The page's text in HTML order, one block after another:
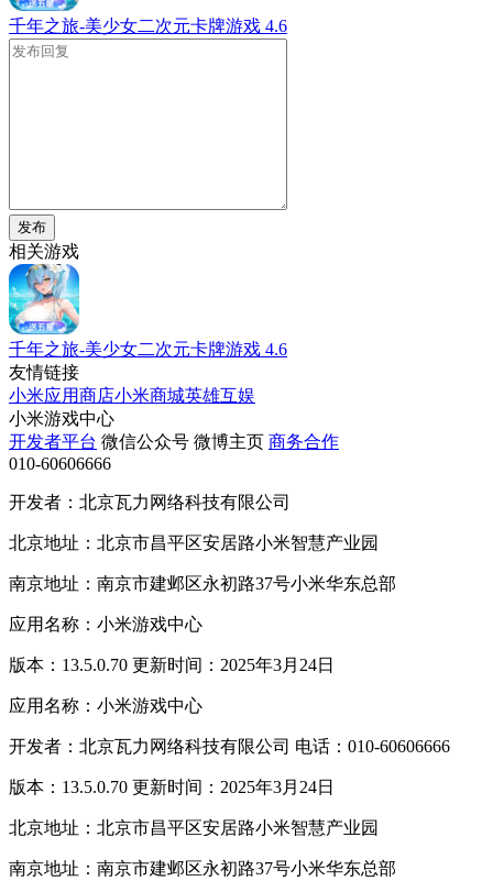
千年之旅-美少女二次元卡牌游戏 4.6
发布
相关游戏
千年之旅-美少女二次元卡牌游戏 4.6
友情链接
小米应用商店小米商城英雄互娱
小米游戏中心
开发者平台 微信公众号 微博主页 商务合作
010-60606666
开发者：北京瓦力网络科技有限公司
北京地址：北京市昌平区安居路小米智慧产业园
南京地址：南京市建邺区永初路37号小米华东总部
应用名称：小米游戏中心
版本：13.5.0.70 更新时间：2025年3月24日
应用名称：小米游戏中心
开发者：北京瓦力网络科技有限公司 电话：010-60606666
版本：13.5.0.70 更新时间：2025年3月24日
北京地址：北京市昌平区安居路小米智慧产业园
南京地址：南京市建邺区永初路37号小米华东总部